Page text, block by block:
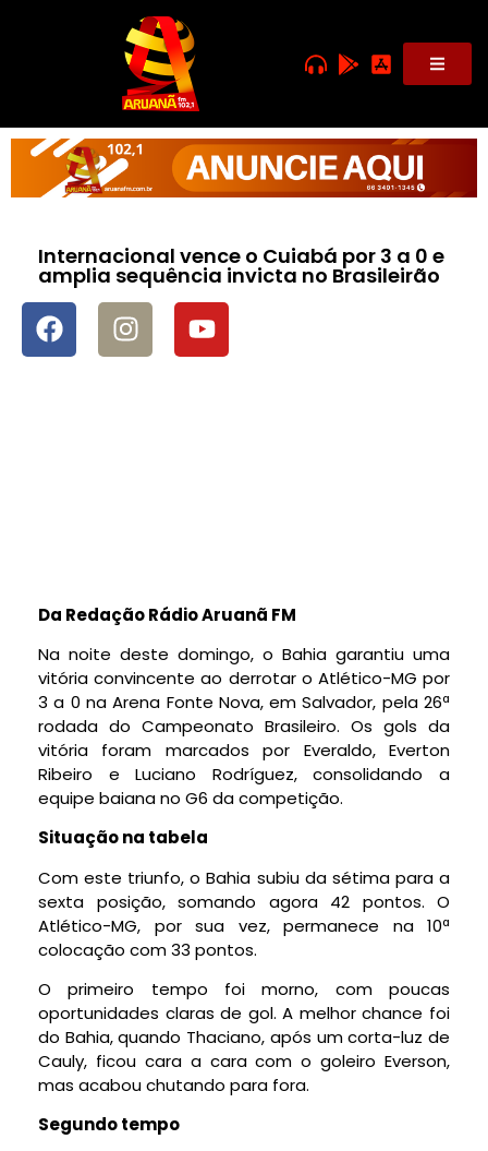
Internacional vence o Cuiabá por 3 a 0 e
amplia sequência invicta no Brasileirão
Da Redação Rádio Aruanã FM
Na noite deste domingo, o Bahia garantiu uma
vitória convincente ao derrotar o Atlético-MG por
3 a 0 na Arena Fonte Nova, em Salvador, pela 26ª
rodada do Campeonato Brasileiro. Os gols da
vitória foram marcados por Everaldo, Everton
Ribeiro e Luciano Rodríguez, consolidando a
equipe baiana no G6 da competição.
Situação na tabela
Com este triunfo, o Bahia subiu da sétima para a
sexta posição, somando agora 42 pontos. O
Atlético-MG, por sua vez, permanece na 10ª
colocação com 33 pontos.
O primeiro tempo foi morno, com poucas
oportunidades claras de gol. A melhor chance foi
do Bahia, quando Thaciano, após um corta-luz de
Cauly, ficou cara a cara com o goleiro Everson,
mas acabou chutando para fora.
Segundo tempo